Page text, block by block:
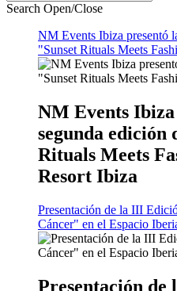
Search Open/Close
NM Events Ibiza presentó
"Sunset Rituals Meets
NM Events
segunda edición
Rituals Meets
Resort Ibiza
Presentación de la III
Cáncer" en el Espacio
Presentación